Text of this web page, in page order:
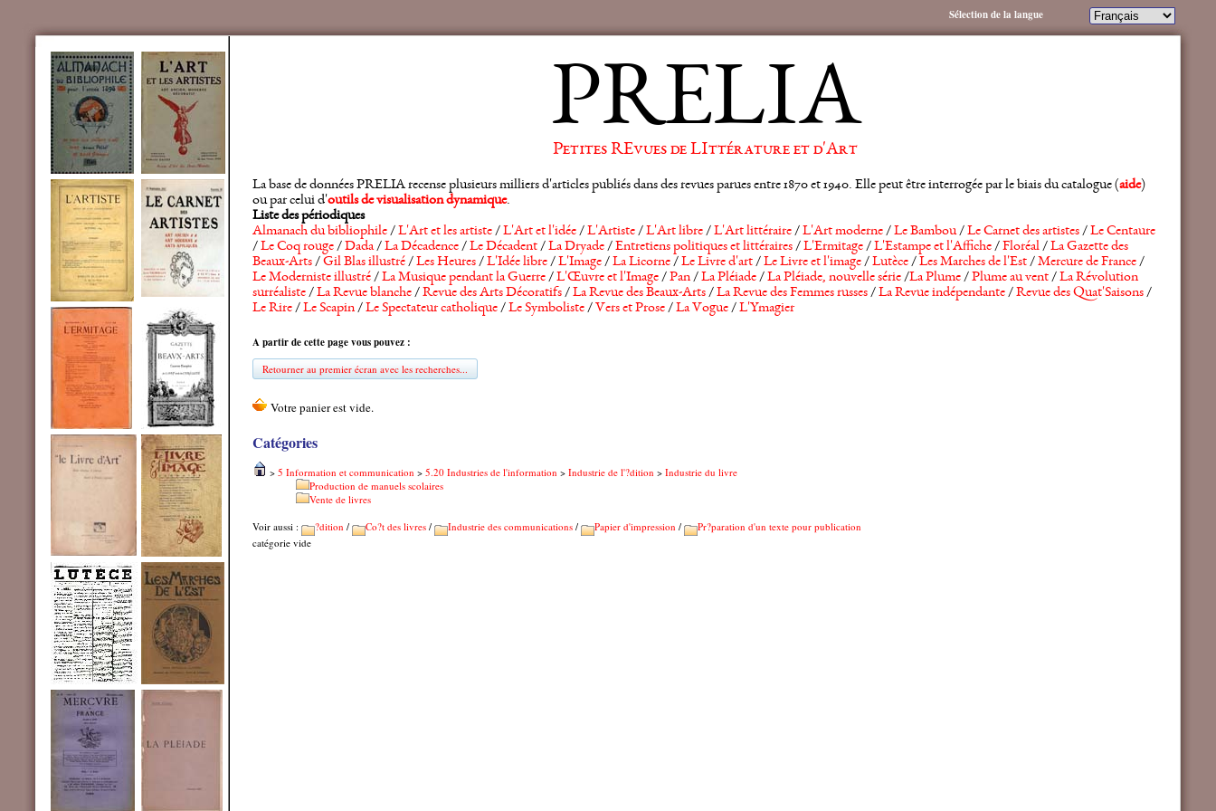
PRELIA
Petites REvues de LIttérature et d'Art
La base de données PRELIA recense plusieurs milliers d'articles publiés dans des revues parues entre 1870 et 1940. Elle peut être interrogée par le biais du catalogue (aide)
ou par celui d'outils de visualisation dynamique.
Liste des périodiques
Almanach du bibliophile/L'Art et les artiste/L'Art et l'idée/L'Artiste/L'Art libre/L'Art littéraire/L'Art moderne/Le Bambou/Le Carnet des artistes/Le Centaure
/Le Coq rouge/Dada/La Décadence/Le Décadent/La Dryade/Entretiens politiques et littéraires/L'Ermitage/L'Estampe et l'Affiche/Floréal/La Gazette des
Beaux-Arts/Gil Blas illustré/Les Heures/L'Idée libre/L'Image/La Licorne/Le Livre d'art/Le Livre et l'image/Lutèce/Les Marches de l'Est/Mercure de France/
Le Moderniste illustré/La Musique pendant la Guerre/L'Œuvre et l'Image/Pan/La Pléiade/La Pléiade, nouvelle série/La Plume/Plume au vent/La Révolution
surréaliste/La Revue blanche/Revue des Arts Décoratifs/La Revue des Beaux-Arts/La Revue des Femmes russes/La Revue indépendante/Revue des Quat'Saisons/
Le Rire/Le Scapin/Le Spectateur catholique/Le Symboliste/ Vers et Prose/La Vogue/L'Ymagier
A partir de cette page vous pouvez :
Retourner au premier écran avec les recherches...
Catégories
> 5 Information et communication > 5.20 Industries de l'information > Industrie de l'?dition > Industrie du livre
Production de manuels scolaires
Vente de livres
Voir aussi :
?dition / Co?t des livres / Industrie des communications / Papier d'impression /
Pr?paration d'un texte pour publication
catégorie vide
Sélection de la langue